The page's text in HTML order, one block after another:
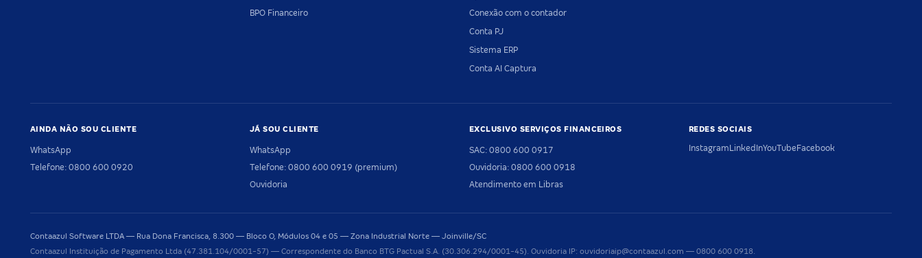
BPO Financeiro
Conexão com o contador
Conta PJ
Sistema ERP
Conta AI Captura
AINDA NÃO SOU CLIENTE
WhatsApp
Telefone: 0800 600 0920
JÁ SOU CLIENTE
WhatsApp
Telefone: 0800 600 0919 (premium)
Ouvidoria
EXCLUSIVO SERVIÇOS FINANCEIROS
SAC: 0800 600 0917
Ouvidoria: 0800 600 0918
Atendimento em Libras
REDES SOCIAIS
InstagramLinkedInYouTubeFacebook
Contaazul Software LTDA — Rua Dona Francisca, 8.300 — Bloco O, Módulos 04 e 05 — Zona Industrial Norte — Joinville/SC
Contaazul Instituição de Pagamento Ltda (47.381.104/0001-57) — Correspondente do Banco BTG Pactual S.A. (30.306.294/0001-45). Ouvidoria IP: ouvidoriaip@contaazul.com — 0800 600 0918.